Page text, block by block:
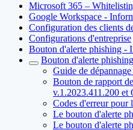
Microsoft 365 –
Google Workspace -
Configuration des clients
Configurations d'entreprise
Bouton d'alerte phishing -
Bouton d'alerte
Guide de
Bouton de rapport
v.1.2023.411.200 et
Codes d'erreur pour
Le bouton d'alerte
Le bouton d'alerte